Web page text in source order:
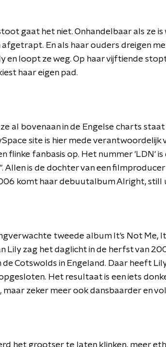
gaat het niet. Onhandelbaar als ze is
En als haar ouders dreigen
en loopt ze weg. Op haar vijftiende
haar eigen pad.
ze al bovenaan in de Engelse charts
site is hier mede verantwoordelijk
flinke fanbasis op. Het nummer 'LDN'
Allen is de dochter van een filmproducer
komt haar debuutalbum Alright, still
tweede album It's Not Me,
Lily zag het daglicht in de herfst van
de Cotswolds in Engeland. Daar heeft
Het resultaat is een iets
zeker meer ook dansbaarder en
het grootser te laten klinken, meer